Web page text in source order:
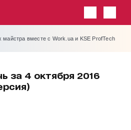
майстра вместе с Work.ua и KSE ProfTech
за 4 октября 2016